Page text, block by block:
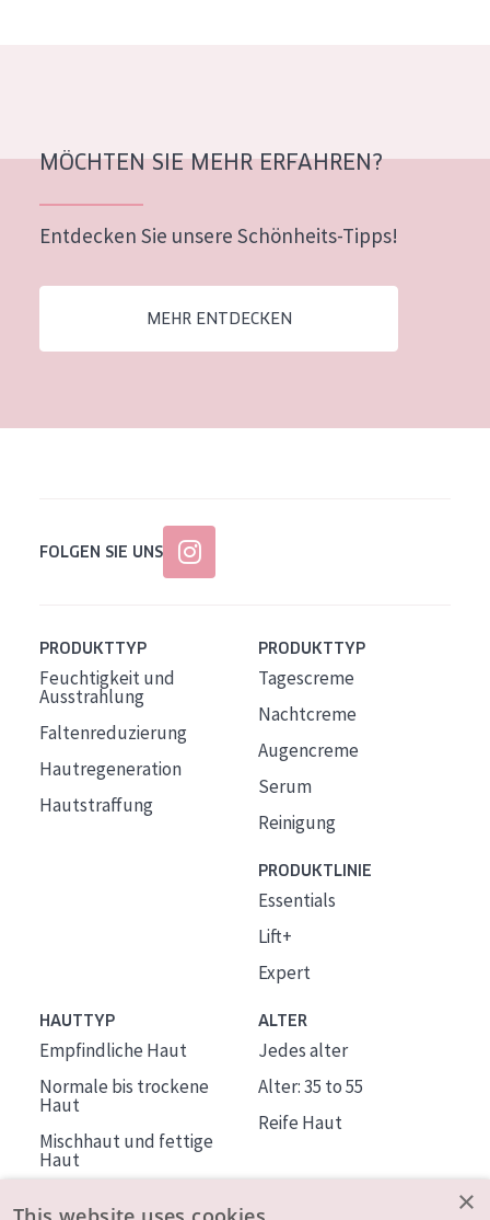
Jedes alter
MÖCHTEN SIE MEHR ERFAHREN?
Entdecken Sie unsere Schönheits-Tipps!
MEHR ENTDECKEN
FOLGEN SIE UNS
PRODUKTTYP
Feuchtigkeit und
Ausstrahlung
Faltenreduzierung
Hautregeneration
Hautstraffung
PRODUKTTYP
Tagescreme
Nachtcreme
Augencreme
Serum
Reinigung
PRODUKTLINIE
Essentials
Lift+
Expert
HAUTTYP
Empfindliche Haut
Normale bis trockene
Haut
Mischhaut und fettige
Haut
ALTER
Jedes alter
Alter: 35 to 55
Reife Haut
×